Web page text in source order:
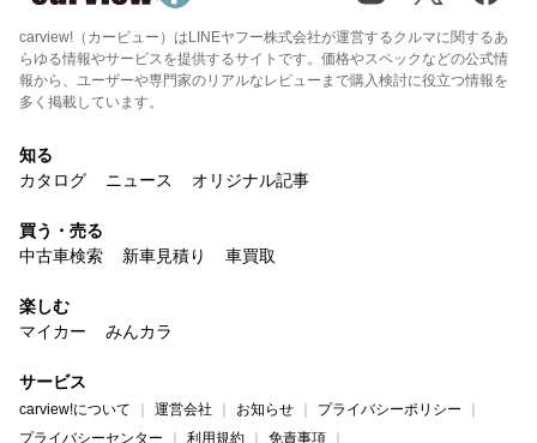
carview!（カービュー）はLINEヤフー株式会社が運営するクルマに関するあ
らゆる情報やサービスを提供するサイトです。価格やスペックなどの公式情
報から、ユーザーや専門家のリアルなレビューまで購入検討に役立つ情報を
多く掲載しています。
知る
カタログ
ニュース オリジナル記事
買う・売る
中古車検索
新車見積り 車買取
楽しむ
マイカー
みんカラ
サービス
carview!について 運営会社 お知らせ
プライバシーポリシー
プライバシーセンター
利用規約 免責事項